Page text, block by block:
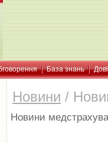
База знань
Новини /
Новини